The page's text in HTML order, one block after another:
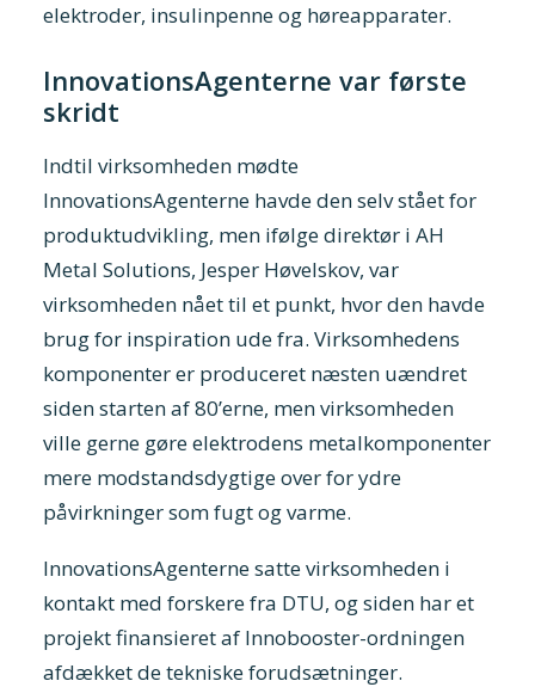
elektroder, insulinpenne og høreapparater.
InnovationsAgenterne var første
skridt
Indtil virksomheden mødte
InnovationsAgenterne havde den selv stået for
produktudvikling, men ifølge direktør i AH
Metal Solutions, Jesper Høvelskov, var
virksomheden nået til et punkt, hvor den havde
brug for inspiration ude fra. Virksomhedens
komponenter er produceret næsten uændret
siden starten af 80’erne, men virksomheden
ville gerne gøre elektrodens metalkomponenter
mere modstandsdygtige over for ydre
påvirkninger som fugt og varme.
InnovationsAgenterne satte virksomheden i
kontakt med forskere fra DTU, og siden har et
projekt finansieret af Innobooster-ordningen
afdækket de tekniske forudsætninger.